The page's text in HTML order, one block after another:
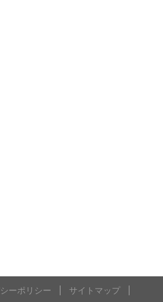
ーポリシー サイトマップ